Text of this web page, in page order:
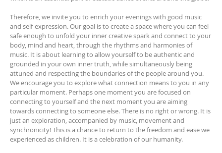
Therefore, we invite you to enrich your evenings with good music
and self-expression. Our goal is to create a space where you can feel
safe enough to unfold your inner creative spark and connect to your
body, mind and heart, through the rhythms and harmonies of
music. It is about learning to allow yourself to be authentic and
grounded in your own inner truth, while simultaneously being
attuned and respecting the boundaries of the people around you.
We encourage you to explore what connection means to you in any
particular moment. Perhaps one moment you are focused on
connecting to yourself and the next moment you are aiming
towards connecting to someone else. There is no right or wrong. It is
just an exploration, accompanied by music, movement and
synchronicity! This is a chance to return to the freedom and ease we
experienced as children. It is a celebration of our humanity.